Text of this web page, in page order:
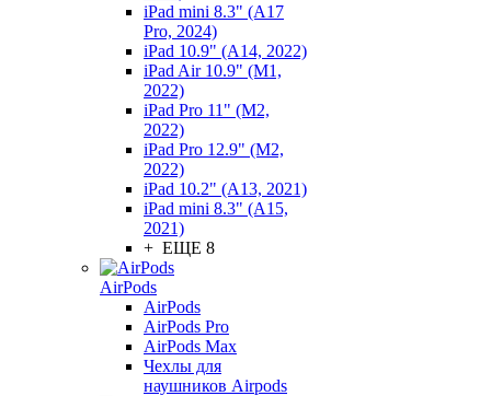
iPad mini 8.3" (A17
Pro, 2024)
iPad 10.9" (A14, 2022)
iPad Air 10.9" (M1,
2022)
iPad Pro 11" (M2,
2022)
iPad Pro 12.9" (M2,
2022)
iPad 10.2" (A13, 2021)
iPad mini 8.3" (A15,
2021)
+ ЕЩЕ 8
AirPods
AirPods
AirPods Pro
AirPods Max
Чехлы для
наушников Airpods